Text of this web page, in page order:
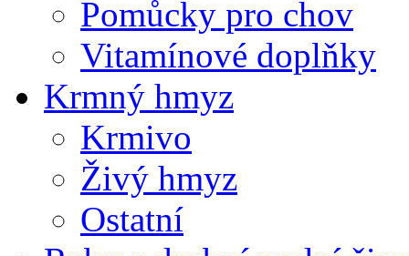
Pomůcky pro chov
Vitamínové doplňky
Krmný hmyz
Krmivo
Živý hmyz
Ostatní